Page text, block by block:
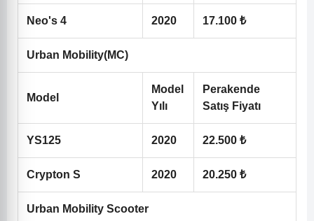
Neo's 4 2020 17.100 ₺
Urban Mobility(MC)
Model
Model
Yılı
Perakende
Satış Fiyatı
YS125 2020 22.500 ₺
Crypton S 2020 20.250 ₺
Urban Mobility Scooter